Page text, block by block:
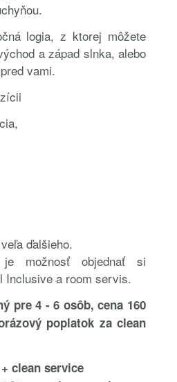
logia, z ktorej môžete
a západ slnka, alebo
vami.
ďalšieho.
možnosť objednať si
Inclusive a room servis.
pre 4 - 6 osôb, cena 160
poplatok za clean
clean service